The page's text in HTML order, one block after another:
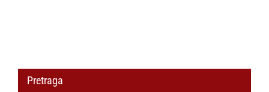
Pretraga